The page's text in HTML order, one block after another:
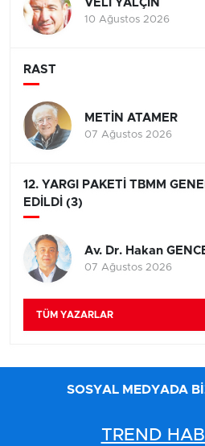
VELİ YALÇIN
10 Ağustos 2026
RAST
METİN ATAMER
07 Ağustos 2026
12. YARGI PAKETİ TBMM
EDİLDİ (3)
Av. Dr. Hakan
07 Ağustos 2026
TÜM YAZARLAR
SOSYAL MEDYADA
TREND